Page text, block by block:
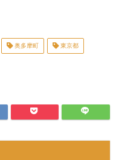
奥多摩町 東京都